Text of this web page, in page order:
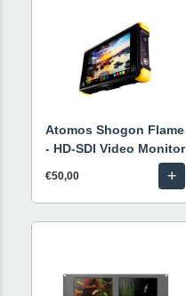
Atomos Shogon Flame
- HD-SDI Video Monitor
€50,00 +